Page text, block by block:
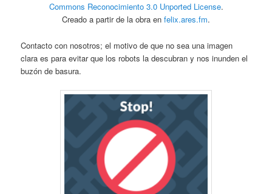
Commons Reconocimiento 3.0 Unported License.
Creado a partir de la obra en felix.ares.fm.
Contacto con nosotros; el motivo de que no sea una imagen
clara es para evitar que los robots la descubran y nos inunden el
buzón de basura.